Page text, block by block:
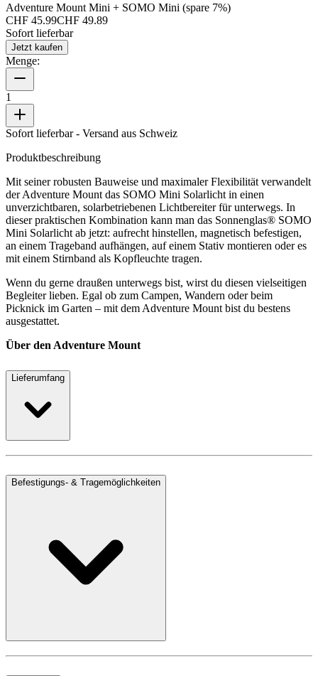
Adventure Mount Mini + SOMO Mini (spare 7%)
CHF 45.99CHF 49.89
Sofort lieferbar
Jetzt kaufen
Menge:
1
Sofort lieferbar - Versand aus Schweiz
Produktbeschreibung
Mit seiner robusten Bauweise und maximaler Flexibilität verwandelt
der Adventure Mount das SOMO Mini Solarlicht in einen
unverzichtbaren, solarbetriebenen Lichtbereiter für unterwegs. In
dieser praktischen Kombination kann man das Sonnenglas® SOMO
Mini Solarlicht ab jetzt: aufrecht hinstellen, magnetisch befestigen,
an einem Trageband aufhängen, auf einem Stativ montieren oder es
mit einem Stirnband als Kopfleuchte tragen.
Wenn du gerne draußen unterwegs bist, wirst du diesen vielseitigen
Begleiter lieben. Egal ob zum Campen, Wandern oder beim
Picknick im Garten – mit dem Adventure Mount bist du bestens
ausgestattet.
Über den Adventure Mount
Lieferumfang
Befestigungs- & Tragemöglichkeiten